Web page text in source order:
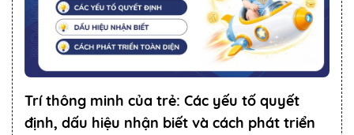
Trí thông minh của trẻ: Các yếu tố quyết
định, dấu hiệu nhận biết và cách phát triển